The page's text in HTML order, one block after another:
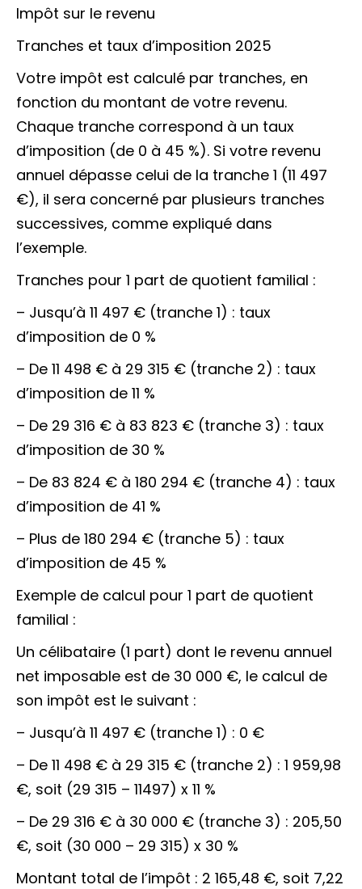
Impôt sur le revenu
Tranches et taux d’imposition 2025
Votre impôt est calculé par tranches, en
fonction du montant de votre revenu.
Chaque tranche correspond à un taux
d’imposition (de 0 à 45 %). Si votre revenu
annuel dépasse celui de la tranche 1 (11 497
€), il sera concerné par plusieurs tranches
successives, comme expliqué dans
l’exemple.
Tranches pour 1 part de quotient familial :
– Jusqu’à 11 497 € (tranche 1) : taux
d’imposition de 0 %
– De 11 498 € à 29 315 € (tranche 2) : taux
d’imposition de 11 %
– De 29 316 € à 83 823 € (tranche 3) : taux
d’imposition de 30 %
– De 83 824 € à 180 294 € (tranche 4) : taux
d’imposition de 41 %
– Plus de 180 294 € (tranche 5) : taux
d’imposition de 45 %
Exemple de calcul pour 1 part de quotient
familial :
Un célibataire (1 part) dont le revenu annuel
net imposable est de 30 000 €, le calcul de
son impôt est le suivant :
– Jusqu’à 11 497 € (tranche 1) : 0 €
– De 11 498 € à 29 315 € (tranche 2) : 1 959,98
€, soit (29 315 – 11497) x 11 %
– De 29 316 € à 30 000 € (tranche 3) : 205,50
€, soit (30 000 – 29 315) x 30 %
Montant total de l’impôt : 2 165,48 €, soit 7,22